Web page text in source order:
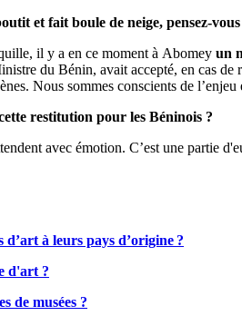
et fait boule de neige, pensez-
il y a en ce moment à Abomey un
du Bénin, avait accepté, en cas de
Nous sommes conscients de
restitution pour les Béninois ?
avec émotion. C’est une partie
à leurs pays d’origine ?
d'art ?
de musées ?